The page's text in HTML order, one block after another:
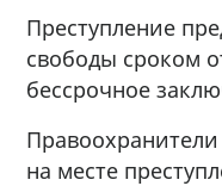
Преступление
свободы сроком
бессрочное
на месте